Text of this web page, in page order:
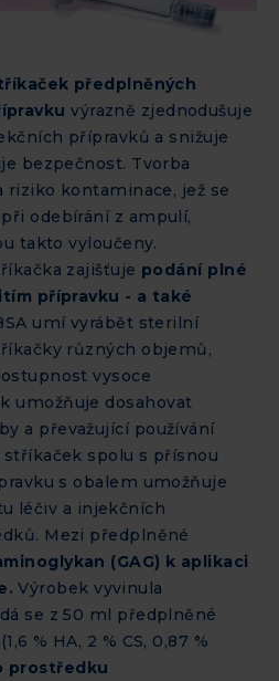
předplněných
výrazně zjednodušuje
přípravků a snižuje
bezpečnost. Tvorba
riziko kontaminace, jež se
odebírání z ampulí,
takto vyloučeny.
zajišťuje podání plné
přípravku - a také
umí vyrábět sterilní
různých objemů,
vysoce
umožňuje dosahovat
a převažující používání
spolu s přísnou
s obalem umožňuje
léčiv a injekčních
Mezi předplněné
(GAG) k aplikaci
Výrobek vyvinula
se z 50 ml předplněné
% HA, 2 % CS, 0,87 %
prostředku